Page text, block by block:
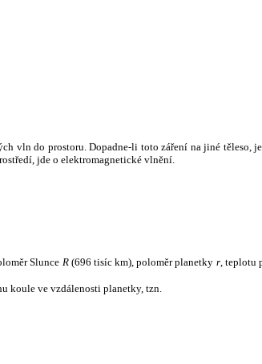
vln do prostoru. Dopadne-li toto záření na jiné těleso,
jde o elektromagnetické vlnění.
Slunce R(696 tisíc km), poloměr planetky r, teplotu
koule ve vzdálenosti planetky, tzn.